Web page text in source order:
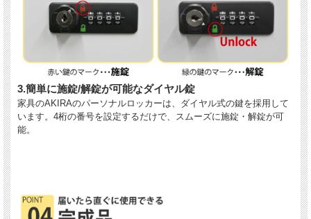
3.簡単に施錠/解錠が可能なダイヤル錠
家具のAKIRAのパーソナルロッカーは、ダイヤル式の鍵を採用して
います。4桁の番号を設定するだけで、スムーズに施錠・解錠が可
能。